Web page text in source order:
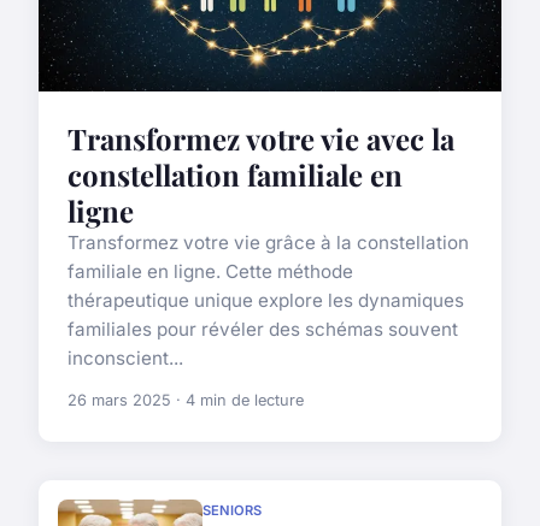
Transformez votre vie avec la
constellation familiale en
ligne
Transformez votre vie grâce à la constellation
familiale en ligne. Cette méthode
thérapeutique unique explore les dynamiques
familiales pour révéler des schémas souvent
inconscient...
26 mars 2025 · 4 min de lecture
SENIORS